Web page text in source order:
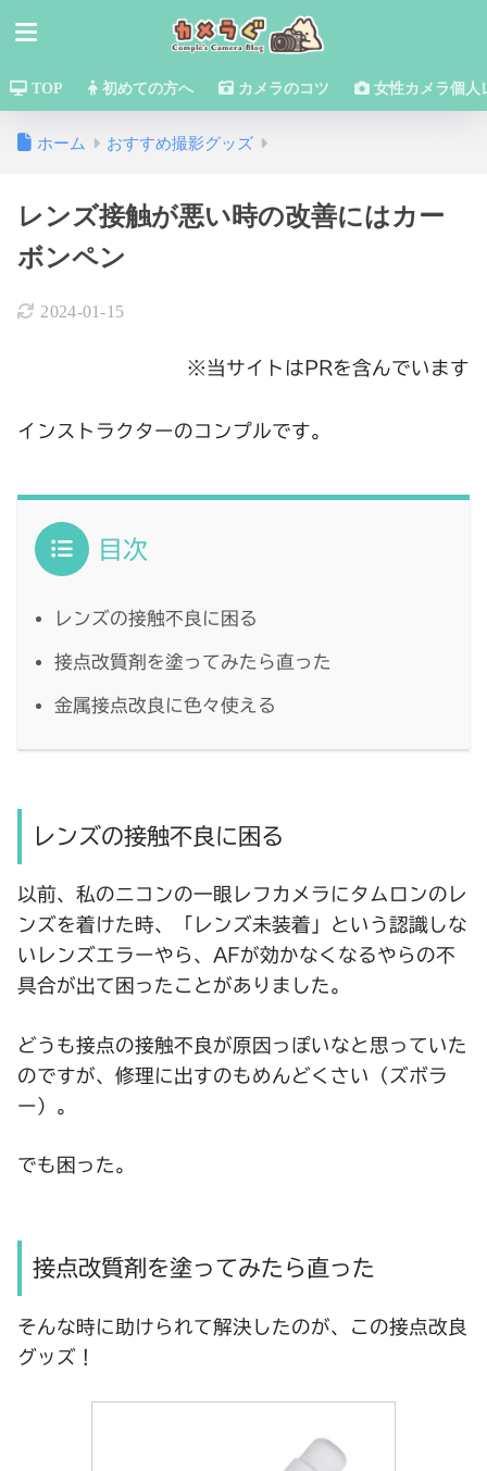
TOP 初めての方へ カメラのコツ 女性カメラ個人
ホーム おすすめ撮影グッズ
レンズ接触が悪い時の改善にはカー
ボンペン
2024-01-15
※当サイトはPRを含んでいます
インストラクターのコンプルです。
目次
レンズの接触不良に困る
接点改質剤を塗ってみたら直った
金属接点改良に色々使える
レンズの接触不良に困る
以前、私のニコンの一眼レフカメラにタムロンのレ
ンズを着けた時、「
レンズ未装着 」という認識しな
いレンズエラーやら、AFが効かなくなるやらの不
具合が出て困ったことがありました。
どうも接点の接触不良が原因っぽいなと思っていた
のですが、修理に出すのもめんどくさい（ズボラ
ー）。
でも困った。
接点改質剤を塗ってみたら直った
そんな時に助けられて解決したのが、この接点改良
グッズ！